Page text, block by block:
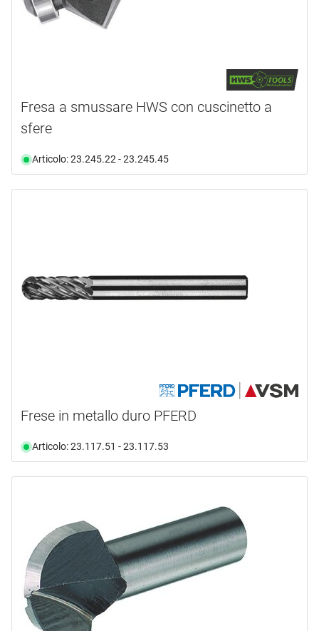
Fresa a smussare HWS con cuscinetto a
sfere
Articolo: 23.245.22 - 23.245.45
Frese in metallo duro PFERD
Articolo: 23.117.51 - 23.117.53